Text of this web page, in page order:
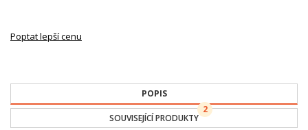
Poptat lepší cenu
POPIS
SOUVISEJÍCÍ PRODUKTY
2